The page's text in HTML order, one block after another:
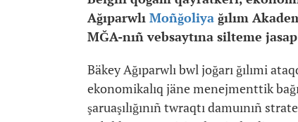
Ağıparwlı Moñğoliyağılım
MĞA-nıñ vebsaytına silteme jasap
Bäkey Ağıparwlı bwl joğarı ğılımi
ekonomikalıq jäne menejmenttik
şaruaşılığınıñ twraqtı damuınıñ